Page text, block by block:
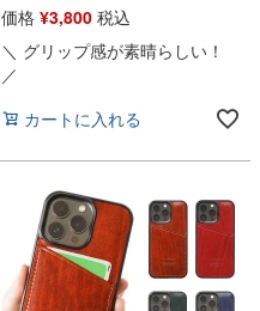
価格 ¥3,800 税込
＼ グリップ感が素晴らしい！
／
カートに入れる